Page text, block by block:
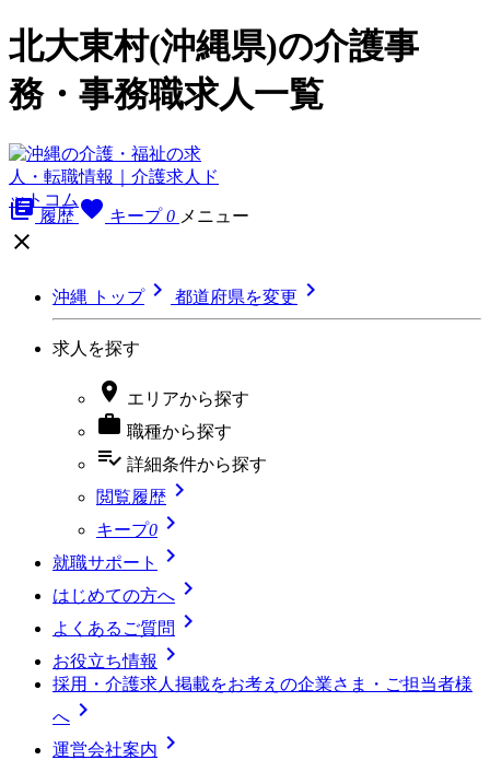
北大東村(沖縄県)の介護事
務・事務職求人一覧
library_books 履歴 favorite キープ 0 メニュー

沖縄 トップ 都道府県を変更 
求人を探す
 エリアから探す
 職種から探す
playlist_add_check 詳細条件から探す
閲覧履歴 
キープ0 
就職サポート 
はじめての方へ 
よくあるご質問 
お役立ち情報 
採用・介護求人掲載をお考えの企業さま・ご担当者様
へ 
運営会社案内 